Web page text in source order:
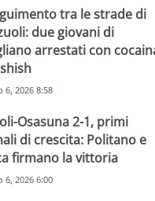
tra le strade di
due giovani di
arrestati con
6, 2026 8:58
Osasuna 2-1, primi
di crescita: Politano e
firmano la vittoria
6, 2026 6:00